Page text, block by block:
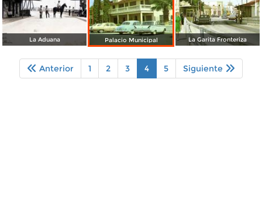
La Aduana Palacio Municipal La Garita Fronteriza
Anterior 1 2 3 4 5 Siguiente